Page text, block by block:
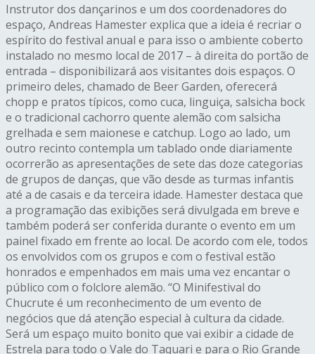
Instrutor dos dançarinos e um dos coordenadores do
espaço, Andreas Hamester explica que a ideia é recriar o
espírito do festival anual e para isso o ambiente coberto
instalado no mesmo local de 2017 – à direita do portão de
entrada – disponibilizará aos visitantes dois espaços. O
primeiro deles, chamado de Beer Garden, oferecerá
chopp e pratos típicos, como cuca, linguiça, salsicha bock
e o tradicional cachorro quente alemão com salsicha
grelhada e sem maionese e catchup. Logo ao lado, um
outro recinto contempla um tablado onde diariamente
ocorrerão as apresentações de sete das doze categorias
de grupos de danças, que vão desde as turmas infantis
até a de casais e da terceira idade. Hamester destaca que
a programação das exibições será divulgada em breve e
também poderá ser conferida durante o evento em um
painel fixado em frente ao local. De acordo com ele, todos
os envolvidos com os grupos e com o festival estão
honrados e empenhados em mais uma vez encantar o
público com o folclore alemão. “O Minifestival do
Chucrute é um reconhecimento de um evento de
negócios que dá atenção especial à cultura da cidade.
Será um espaço muito bonito que vai exibir a cidade de
Estrela para todo o Vale do Taquari e para o Rio Grande